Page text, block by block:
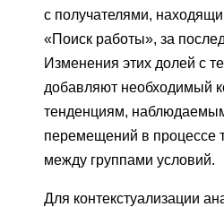
с получателями,
«Поиск работы», за
Изменения этих долей с
добавляют необходимый
тенденциям,
перемещений в процессе
между группами условий.
Для контекстуализации